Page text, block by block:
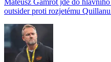
outsider proti rozjetému